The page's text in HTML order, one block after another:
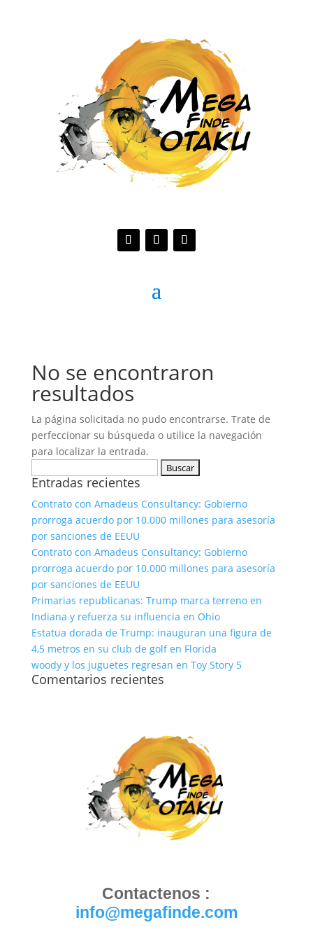
No se encontraron
resultados
La página solicitada no pudo encontrarse. Trate de
perfeccionar su búsqueda o utilice la navegación
para localizar la entrada.
Entradas recientes
Contrato con Amadeus Consultancy: Gobierno
prorroga acuerdo por 10.000 millones para asesoría
por sanciones de EEUU
Contrato con Amadeus Consultancy: Gobierno
prorroga acuerdo por 10.000 millones para asesoría
por sanciones de EEUU
Primarias republicanas: Trump marca terreno en
Indiana y refuerza su influencia en Ohio
Estatua dorada de Trump: inauguran una figura de
4,5 metros en su club de golf en Florida
woody y los juguetes regresan en Toy Story 5
Comentarios recientes
Contactenos :
info@megafinde.com